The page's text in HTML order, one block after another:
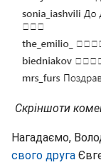
Скріншоти
Нагадаємо,
свого друга